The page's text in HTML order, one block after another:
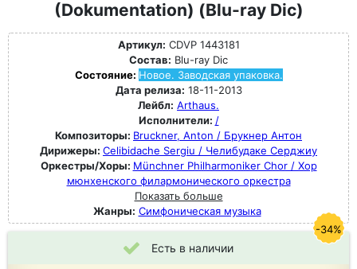
(Dokumentation) (Blu-ray Dic)
Артикул: CDVP 1443181
Состав: Blu-ray Dic
Состояние: Новое. Заводская упаковка.
Дата релиза: 18-11-2013
Лейбл: Arthaus.
Исполнители: /
Композиторы: Bruckner, Anton / Брукнер Антон
Дирижеры: Celibidache Sergiu / Челибудаке Серджиу
Оркестры/Хоры: Münchner Philharmoniker Chor / Хор
мюнхенского филармонического оркестра
Показать больше
Жанры: Симфоническая музыка
Есть в наличии
-34%